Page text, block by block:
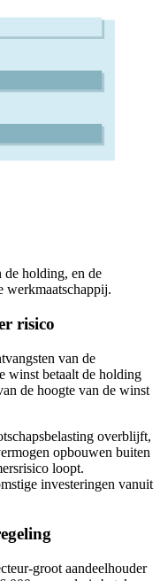
de holding, en de
werkmaatschappij.
risico
van de
winst betaalt de holding
de hoogte van de winst
overblijft,
opbouwen buiten
loopt.
investeringen vanuit
groot aandeelhouder